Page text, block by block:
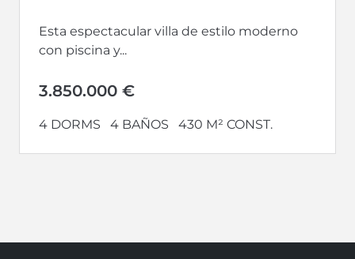
Esta espectacular villa de estilo moderno
con piscina y...
3.850.000 €
4 DORMS 4 BAÑOS 430 M² CONST.